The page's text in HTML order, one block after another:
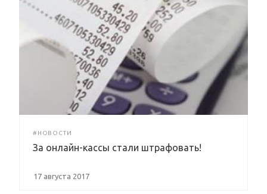
#НОВОСТИ
За онлайн-кассы стали штрафовать!
17 августа 2017